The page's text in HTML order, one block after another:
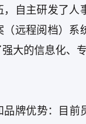
自主研发了
（远程阅档）
大的信息化、
牌优势：目前